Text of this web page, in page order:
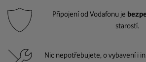
Připojení od Vodafonu je
starostí.
Nic nepotřebujete, o vybavení i